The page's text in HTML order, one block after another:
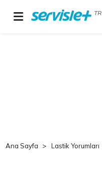
TR
Ana Sayfa Lastik Yorumları